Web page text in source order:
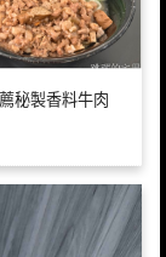
秘製香料牛肉